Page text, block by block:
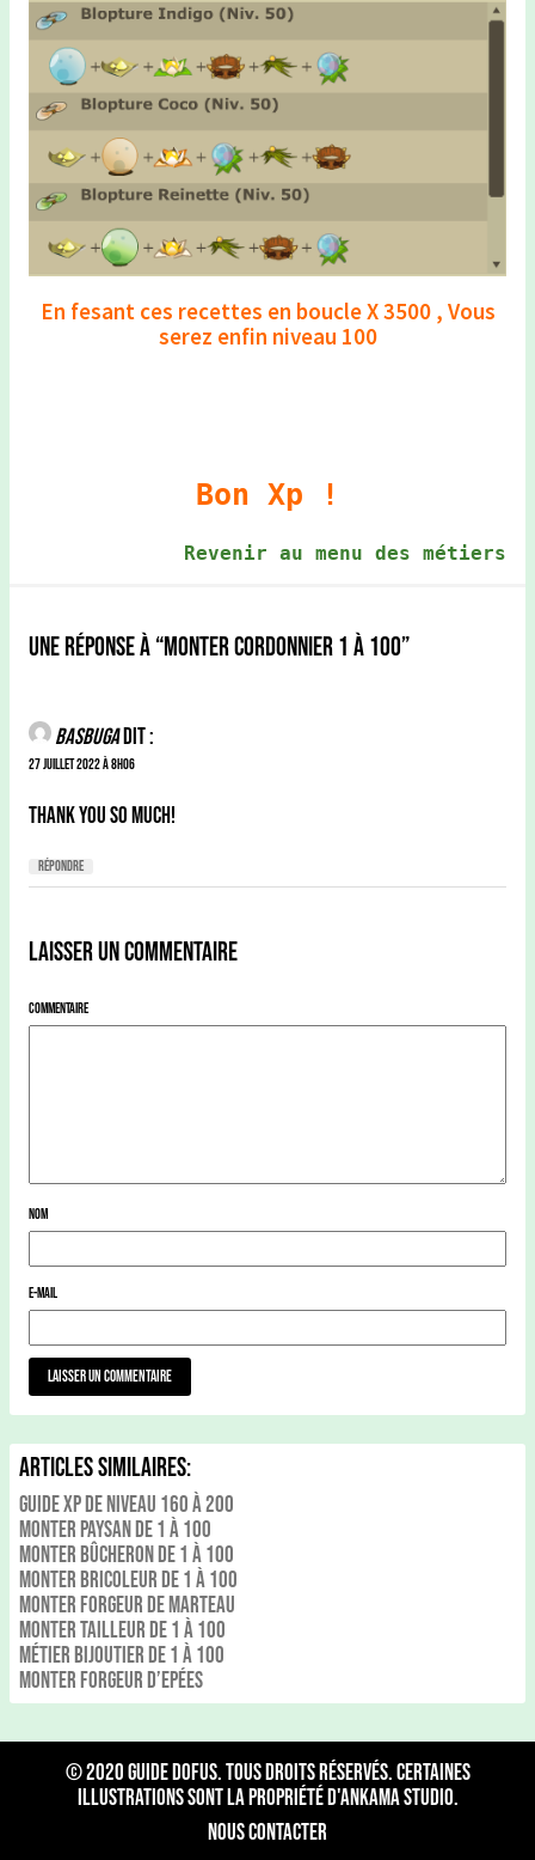
En fesant ces recettes en boucle X 3500 , Vous
serez enfin niveau 100
Bon Xp !
Revenir au menu des métiers
Une réponse à “Monter Cordonnier 1 à 100”
Basbugadit :
27 juillet 2022 à 8h06
Thank you so much!
Répondre
Laisser un commentaire
Commentaire
Nom
E-mail
Articles Similaires:
Guide xp de niveau 160 à 200
Monter Paysan de 1 à 100
Monter Bûcheron de 1 à 100
Monter Bricoleur de 1 à 100
Monter Forgeur de Marteau
Monter Tailleur de 1 à 100
Métier Bijoutier de 1 à 100
Monter Forgeur d’Epées
© 2020Guide Dofus. Tous droits réservés. Certaines
illustrations sont la propriété d'Ankama Studio.
Nous contacter